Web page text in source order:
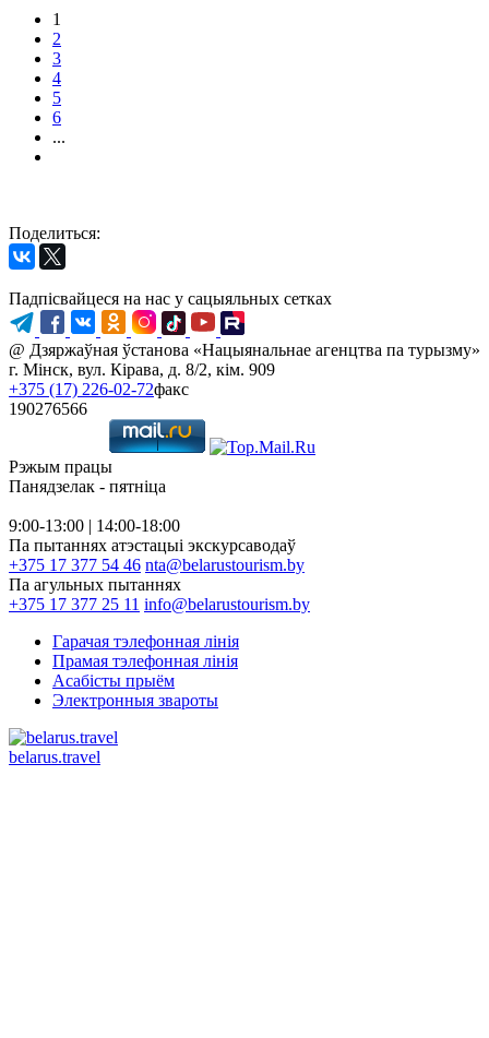
1
2
3
4
5
6
...
Поделиться:
Падпісвайцеся на нас у сацыяльных сетках
@ Дзяржаўная ўстанова «Нацыянальнае агенцтва па турызму»
г. Мінск, вул. Кірава, д. 8/2, кім. 909
+375 (17) 226-02-72факс
190276566
Рэжым працы
Панядзелак - пятніца
9:00-13:00 | 14:00-18:00
Па пытаннях атэстацыі экскурсаводаў
+375 17 377 54 46 nta@belarustourism.by
Па агульных пытаннях
+375 17 377 25 11 info@belarustourism.by
Гарачая тэлефонная лінія
Прамая тэлефонная лінія
Асабісты прыём
Электронныя звароты
belarus.travel